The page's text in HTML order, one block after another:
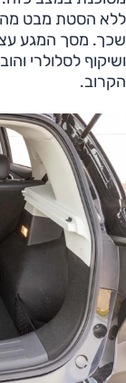
שכך. מסך המגע
ושיקוף לסלולרי
הקרוב.